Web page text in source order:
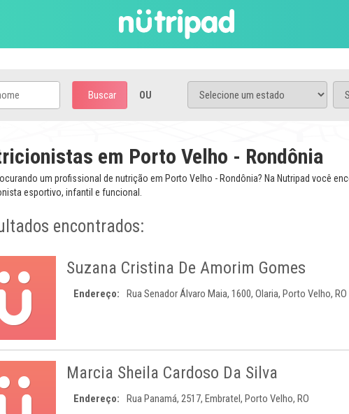
Buscar OU
em Porto Velho - Rondônia
um profissional de nutrição em Porto Velho - Rondônia? Na Nutripad você
esportivo, infantil e funcional.
encontrados:
Suzana Cristina De Amorim Gomes
Endereço: Rua Senador Álvaro Maia, 1600, Olaria, Porto Velho, RO
Marcia Sheila Cardoso Da Silva
Endereço: Rua Panamá, 2517, Embratel, Porto Velho, RO